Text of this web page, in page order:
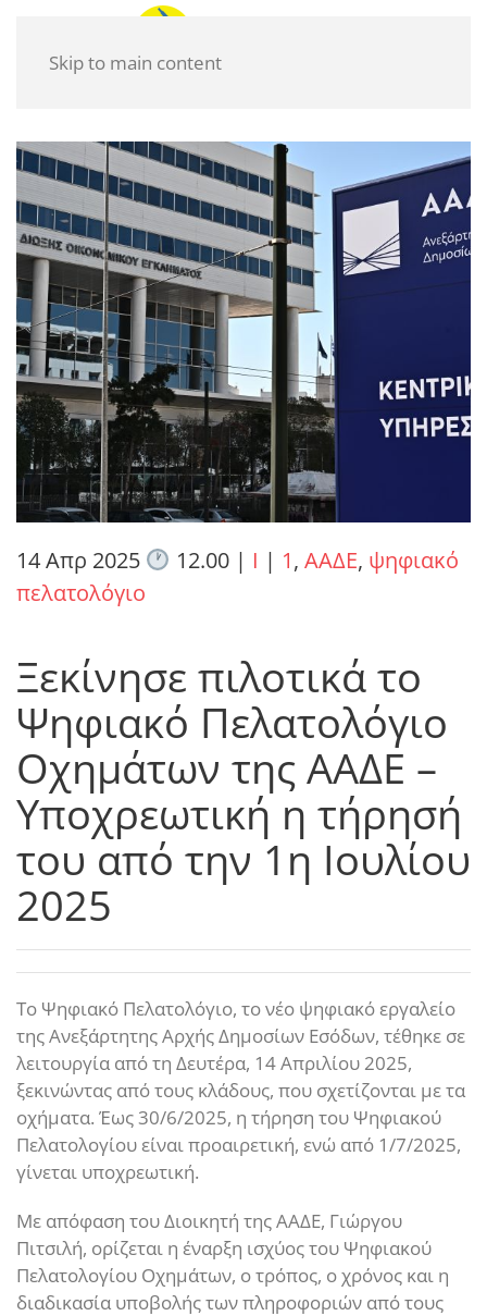
Skip to main content
14 Απρ 2025 12.00| I | 1, ΑΑΔΕ, ψηφιακό
πελατολόγιο
Ξεκίνησε πιλοτικά το
Ψηφιακό Πελατολόγιο
Οχημάτων της ΑΑΔΕ –
Υποχρεωτική η τήρησή
του από την 1η Ιουλίου
2025
Το Ψηφιακό Πελατολόγιο, το νέο ψηφιακό εργαλείο
της Ανεξάρτητης Αρχής Δημοσίων Εσόδων, τέθηκε σε
λειτουργία από τη Δευτέρα, 14 Απριλίου 2025,
ξεκινώντας από τους κλάδους, που σχετίζονται με τα
οχήματα. Έως 30/6/2025, η τήρηση του Ψηφιακού
Πελατολογίου είναι προαιρετική, ενώ από 1/7/2025,
γίνεται υποχρεωτική.
Με απόφαση του Διοικητή της ΑΑΔΕ, Γιώργου
Πιτσιλή, ορίζεται η έναρξη ισχύος του Ψηφιακού
Πελατολογίου Οχημάτων, ο τρόπος, ο χρόνος και η
διαδικασία υποβολής των πληροφοριών από τους